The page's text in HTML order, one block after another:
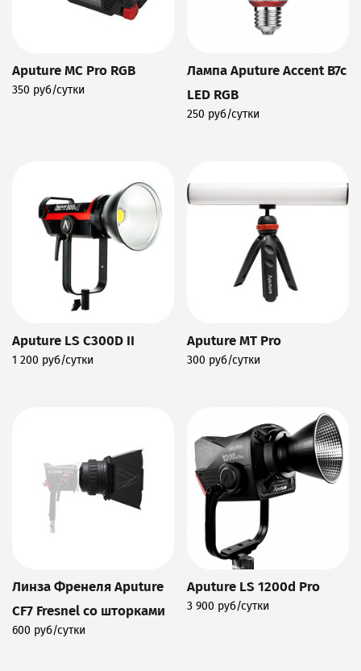
Aputure MC Pro RGB
350 руб/сутки
Лампа Aputure Accent B7c
LED RGB
250 руб/сутки
Aputure LS C300D II
1 200 руб/сутки
Aputure MT Pro
300 руб/сутки
Линза Френеля Aputure
CF7 Fresnel со шторками
600 руб/сутки
Aputure LS 1200d Pro
3 900 руб/сутки